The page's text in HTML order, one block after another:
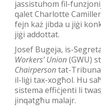
jassistuhom fil-
qalet Charlotte
fejn każ jibda u jiġi
jiġi addottat.
Josef Bugeja, is-
Workers’ Union(GWU)
Chairpersontat-
il-liġi tax-xogħol. Hu
sistema effiċjenti li
jinqatgħu malajr.